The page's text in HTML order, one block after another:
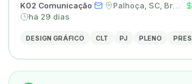
K02 Comunicação· · Palhoça, SC, Brasil ·
há 29 dias
DESIGN GRÁFICO CLT PJ PLENO